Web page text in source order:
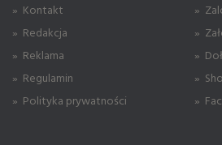
» Kontakt
» Redakcja
» Reklama
» Regulamin
» Polityka prywatności
»
»
»
»
»